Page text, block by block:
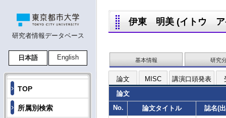
研究者情報データベース
日本語 English
TOP
所属別検索
伊東 明美 (イトウ ア
基本情報 研究
論文 MISC 講演口頭発表
論文
No.
論文タイトル 誌名(